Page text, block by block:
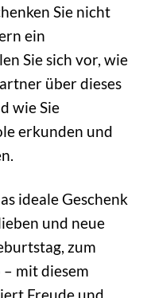
Sie nicht
ein
Sie sich vor, wie
über dieses
wie Sie
erkunden und
ideale Geschenk
und neue
zum
mit diesem
Freude und